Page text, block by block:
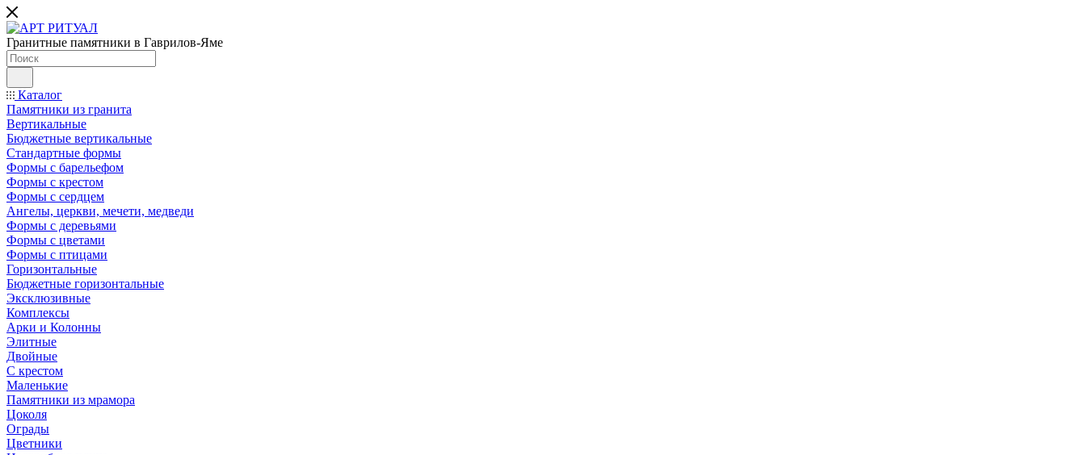
Гранитные памятники в Гаврилов-Яме
Каталог
Памятники из гранита
Вертикальные
Бюджетные вертикальные
Стандартные формы
Формы с барельефом
Формы с крестом
Формы с сердцем
Ангелы, церкви, мечети, медведи
Формы с деревьями
Формы с цветами
Формы с птицами
Горизонтальные
Бюджетные горизонтальные
Эксклюзивные
Комплексы
Арки и Колонны
Элитные
Двойные
С крестом
Маленькие
Памятники из мрамора
Цоколя
Ограды
Цветники